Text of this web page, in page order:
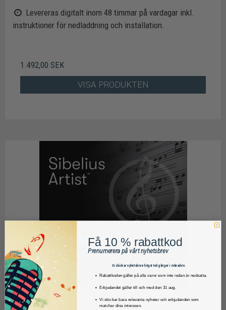
Levereras digitalt inom 48 timmar på vardagar inkl.
instruktioner för nedladdning och installation.
1.492,00 SEK
VISA PRODUKTEN
Sibelius Artist 1 års prenumerationsförnyelse – ESD
AVID Technology
Få 10 % rabattkod
Prenumerera på vårt nyhetsbrev
Vi skickar nyhetsbrev högst två gånger i månaden.
Rabattkoden gäller på alla varor som inte redan är nedsatta.
Erbjudandet gäller till och med den 31 aug.
Vi skickar bara relevanta nyheter och erbjudanden som
matchar dina intressen.